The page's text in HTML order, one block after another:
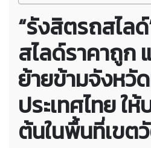
“รังสิตรถสไล
สไลด์ราคาถูก
ย้ายข้ามจังหวั
ประเทศไทย ใ
ต้นในพื้นที่เขต